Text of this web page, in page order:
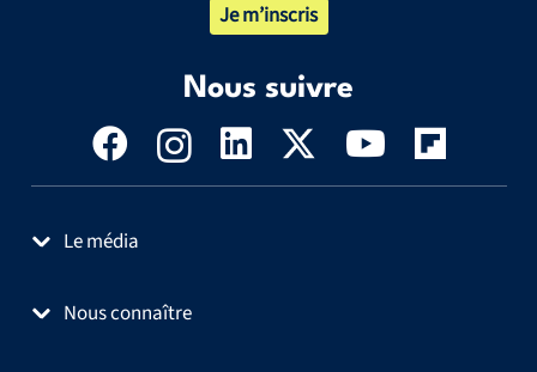
Je m’inscris
Nous suivre
Le média
Nous connaître